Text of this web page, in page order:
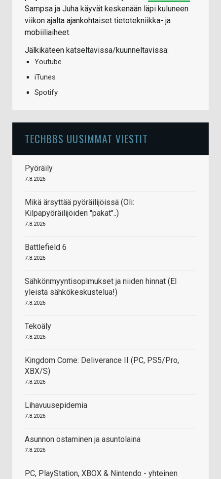
Sampsa ja Juha käyvät keskenään läpi kuluneen
viikon ajalta ajankohtaiset tietotekniikka- ja
mobiiliaiheet.
Jälkikäteen katseltavissa/kuunneltavissa:
Youtube
iTunes
Spotify
TECHBBS UUSIMMAT VIESTIT
Pyöräily
7.8.2026
Mikä ärsyttää pyöräilijöissä (Oli:
Kilpapyöräilijöiden "pakat"..)
7.8.2026
Battlefield 6
7.8.2026
Sähkönmyyntisopimukset ja niiden hinnat (EI
yleistä sähkökeskustelua!)
7.8.2026
Tekoäly
7.8.2026
Kingdom Come: Deliverance II (PC, PS5/Pro,
XBX/S)
7.8.2026
Lihavuusepidemia
7.8.2026
Asunnon ostaminen ja asuntolaina
7.8.2026
PC, PlayStation, XBOX & Nintendo - yhteinen